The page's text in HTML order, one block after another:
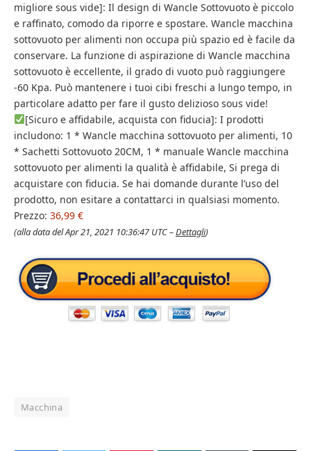
migliore sous vide]: Il design di Wancle Sottovuoto è piccolo
e raffinato, comodo da riporre e spostare. Wancle macchina
sottovuoto per alimenti non occupa più spazio ed è facile da
conservare. La funzione di aspirazione di Wancle macchina
sottovuoto è eccellente, il grado di vuoto può raggiungere
-60 Kpa. Può mantenere i tuoi cibi freschi a lungo tempo, in
particolare adatto per fare il gusto delizioso sous vide!
[Sicuro e affidabile, acquista con fiducia]: I prodotti
includono: 1 * Wancle macchina sottovuoto per alimenti, 10
* Sachetti Sottovuoto 20CM, 1 * manuale Wancle macchina
sottovuoto per alimenti la qualità è affidabile, Si prega di
acquistare con fiducia. Se hai domande durante l’uso del
prodotto, non esitare a contattarci in qualsiasi momento.
Prezzo: 36,99 €
(alla data del Apr 21, 2021 10:36:47 UTC –Dettagli)
Macchina